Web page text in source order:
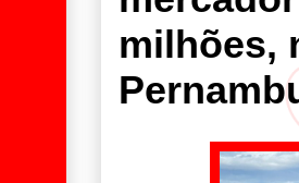
milhões,